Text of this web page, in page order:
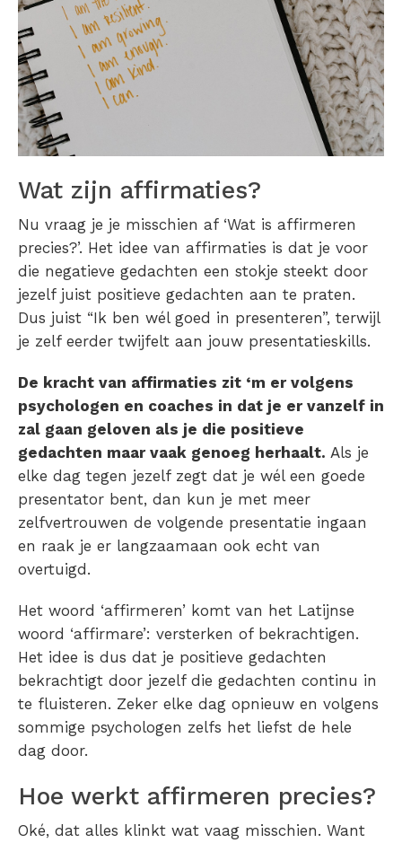
Wat zijn affirmaties?
Nu vraag je je misschien af ‘Wat is affirmeren
precies?’. Het idee van affirmaties is dat je voor
die negatieve gedachten een stokje steekt door
jezelf juist positieve gedachten aan te praten.
Dus juist “Ik ben wél goed in presenteren”, terwijl
je zelf eerder twijfelt aan jouw presentatieskills.
De kracht van affirmaties zit ‘m er volgens
psychologen en coaches in dat je er vanzelf in
zal gaan geloven als je die positieve
gedachten maar vaak genoeg herhaalt. Als je
elke dag tegen jezelf zegt dat je wél een goede
presentator bent, dan kun je met meer
zelfvertrouwen de volgende presentatie ingaan
en raak je er langzaamaan ook echt van
overtuigd.
Het woord ‘affirmeren’ komt van het Latijnse
woord ‘affirmare’: versterken of bekrachtigen.
Het idee is dus dat je positieve gedachten
bekrachtigt door jezelf die gedachten continu in
te fluisteren. Zeker elke dag opnieuw en volgens
sommige psychologen zelfs het liefst de hele
dag door.
Hoe werkt affirmeren precies?
Oké, dat alles klinkt wat vaag misschien. Want